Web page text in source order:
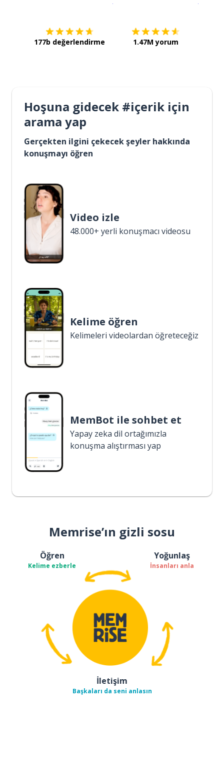
177b değerlendirme 1.47M yorum
Hoşuna gidecek #içerik için
arama yap
Gerçekten ilgini çekecek şeyler hakkında
konuşmayı öğren
Video izle
48.000+ yerli konuşmacı videosu
Kelime öğren
Kelimeleri videolardan öğreteceğiz
MemBot ile sohbet et
Yapay zeka dil ortağımızla
konuşma alıştırması yap
Memrise’ın gizli sosu
Öğren
Kelime ezberle
Yoğunlaş
İnsanları anla
İletişim
Başkaları da seni anlasın